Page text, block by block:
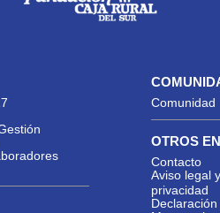
Comunidad
OTROS
Contacto
Aviso legal
privacidad